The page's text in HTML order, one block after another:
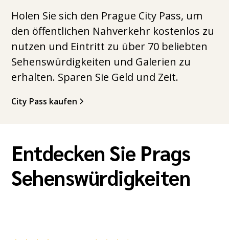
Holen Sie sich den Prague City Pass, um
den öffentlichen Nahverkehr kostenlos zu
nutzen und Eintritt zu über 70 beliebten
Sehenswürdigkeiten und Galerien zu
erhalten. Sparen Sie Geld und Zeit.
City Pass kaufen
Entdecken Sie Prags
Sehenswürdigkeiten